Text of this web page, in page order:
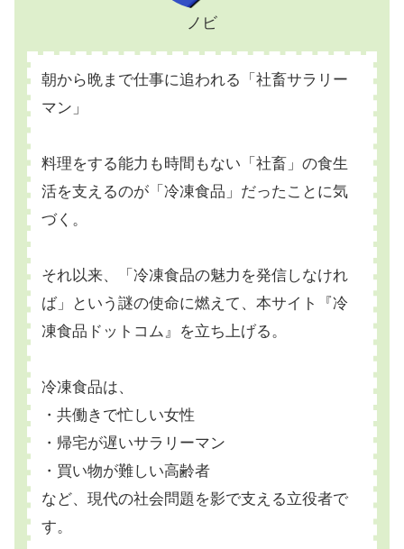
ノビ
朝から晩まで仕事に追われる「社畜サラリー
マン」
料理をする能力も時間もない「社畜」の食生
活を支えるのが「冷凍食品」だったことに気
づく。
それ以来、「冷凍食品の魅力を発信しなけれ
ば」という謎の使命に燃えて、本サイト『冷
凍食品ドットコム』を立ち上げる。
冷凍食品は、
・共働きで忙しい女性
・帰宅が遅いサラリーマン
・買い物が難しい高齢者
など、現代の社会問題を影で支える立役者で
す。